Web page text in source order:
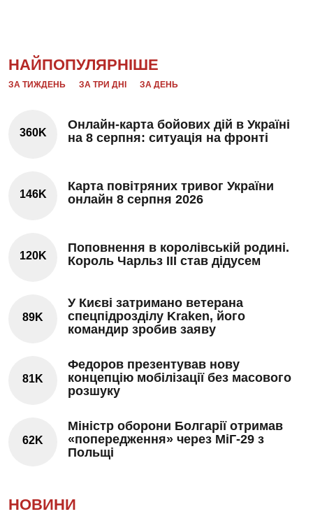
НАЙПОПУЛЯРНІШЕ
ЗА ТИЖДЕНЬ ЗА ТРИ ДНІ ЗА ДЕНЬ
360K
Онлайн-карта бойових дій в Україні
на 8 серпня: ситуація на фронті
146K
Карта повітряних тривог України
онлайн 8 серпня 2026
120K
Поповнення в королівській родині.
Король Чарльз III став дідусем
89K
У Києві затримано ветерана
спецпідрозділу Kraken, його
командир зробив заяву
81K
Федоров презентував нову
концепцію мобілізації без масового
розшуку
62K
Міністр оборони Болгарії отримав
«попередження» через МіГ-29 з
Польщі
НОВИНИ